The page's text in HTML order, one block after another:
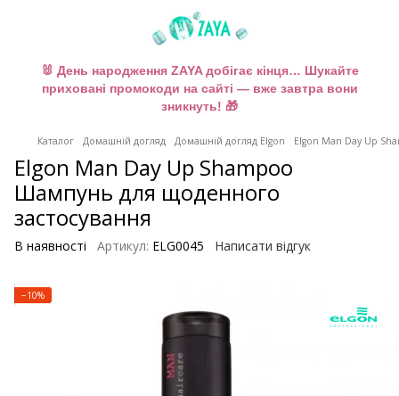
🐰 День народження ZAYA добігає кінця… Шукайте
приховані промокоди на сайті — вже завтра вони
зникнуть! 🎁
Каталог Домашній догляд Домашній догляд Elgon Elgon Man Day Up
Elgon Man Day Up Shampoo
Шампунь для щоденного
застосування
В наявності Артикул: ELG0045 Написати відгук
−10%